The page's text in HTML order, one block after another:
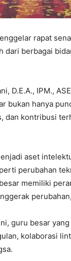
rapat
dari berbagai
D.E.A., IPM.,
bukan hanya
dan kontribusi
aset
perubahan
memiliki
guru besar
kolaborasi